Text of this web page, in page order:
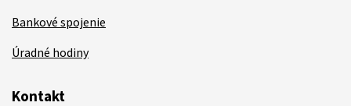
Bankové spojenie
Úradné hodiny
Kontakt